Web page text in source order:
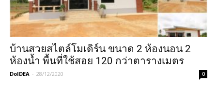
บ้านสวยสไตล์โมเดิร์น ขนาด 2 ห้องนอน 2
ห้องน้ำ พื้นที่ใช้สอย 120 กว่าตารางเมตร
DoIDEA - 28/12/2020 0